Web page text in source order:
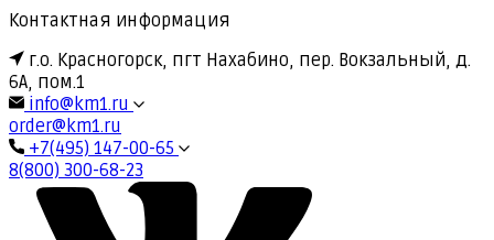
Контактная информация
г.о. Красногорск, пгт Нахабино, пер. Вокзальный, д.
6А, пом.1
info@km1.ru
order@km1.ru
+7(495) 147-00-65
8(800) 300-68-23